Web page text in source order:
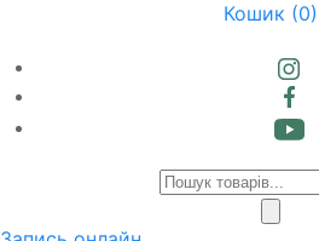
Кошик (0)
Products